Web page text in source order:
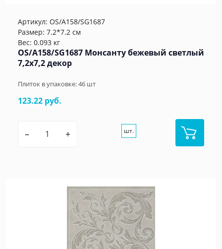
Артикул: OS/A158/SG1687
Размер: 7.2*7.2 см
Вес: 0.093 кг
OS/A158/SG1687 Монсанту бежевый светлый
7,2х7,2 декор
Плиток в упаковке:46 шт
123.22 руб.
– + шт.